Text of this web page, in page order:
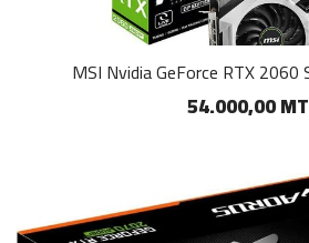
MSI Nvidia GeForce RTX 2060
54.000,00 MT